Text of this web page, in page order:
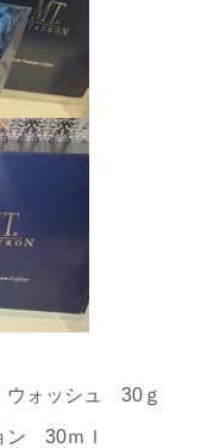
ウォッシュ 30ｇ
ン 30ｍｌ